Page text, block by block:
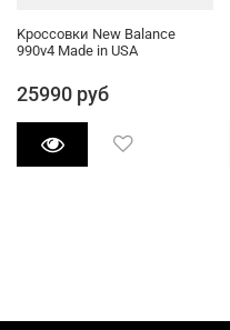
Kроссовки New Balance
990v4 Made in USA
25990 руб